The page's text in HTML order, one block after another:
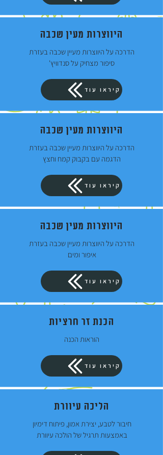
היווצרות מעין שכבה
הדרכה על היווצרות מעיין שכבה בעזרת
סיפור מצחיק על סנדוויץ'
קיראו עוד
היווצרות מעין שכבה
הדרכה על היווצרות מעיין שכבה בעזרת
הדגמה עם בקבוק קמח וחצץ
קיראו עוד
היווצרות מעין שכבה
הדרכה על היווצרות מעיין שכבה בעזרת
איפור ומים
קיראו עוד
הכנת זר חרציות
הוראות הכנה
קיראו עוד
הליכה עיוורת
חיבור לטבע, יצירת אמון, פיתוח דימיון
באמצעות תרגיל של הולכה עיוורת